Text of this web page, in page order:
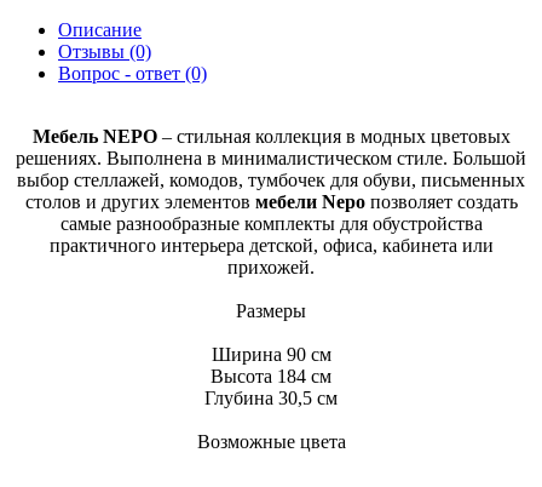
Описание
Отзывы (0)
Вопрос - ответ (0)
Мебель NEPO– стильная коллекция в модных цветовых
решениях. Выполнена в минималистическом стиле. Большой
выбор стеллажей, комодов, тумбочек для обуви, письменных
столов и других элементов мебели Nepoпозволяет создать
самые разнообразные комплекты для обустройства
практичного интерьера детской, офиса, кабинета или
прихожей.
Размеры
Ширина 90 см
Высота 184 см
Глубина 30,5 см
Возможные цвета